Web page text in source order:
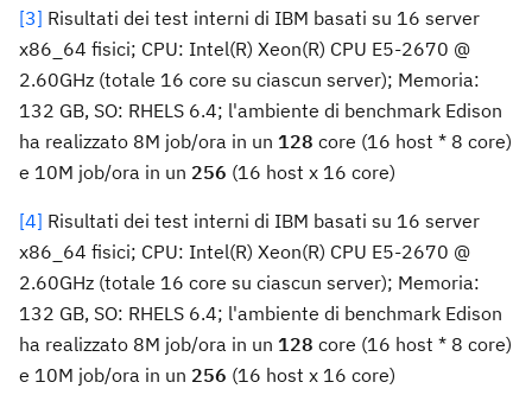
[3] Risultati dei test interni di IBM basati su 16 server
x86_64 fisici; CPU: Intel(R) Xeon(R) CPU E5-2670 @
2.60GHz (totale 16 core su ciascun server); Memoria:
132 GB, SO: RHELS 6.4; l'ambiente di benchmark Edison
ha realizzato 8M job/ora in un 128 core (16 host * 8 core)
e 10M job/ora in un 256 (16 host x 16 core)
[4] Risultati dei test interni di IBM basati su 16 server
x86_64 fisici; CPU: Intel(R) Xeon(R) CPU E5-2670 @
2.60GHz (totale 16 core su ciascun server); Memoria:
132 GB, SO: RHELS 6.4; l'ambiente di benchmark Edison
ha realizzato 8M job/ora in un 128 core (16 host * 8 core)
e 10M job/ora in un 256 (16 host x 16 core)